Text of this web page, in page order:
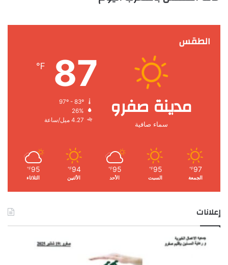
الطقس
مدينة صفرو
سماء صافية
87
℉
26%
4.27 ميل/ساعة
97
℉
الجمعة
95
℉
السبت
95
℉
الأحد
94
℉
الأثنين
95
℉
الثلاثاء
إعلانات